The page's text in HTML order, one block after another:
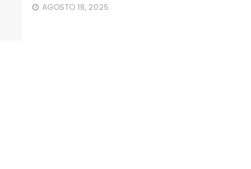
AGOSTO 18, 2025